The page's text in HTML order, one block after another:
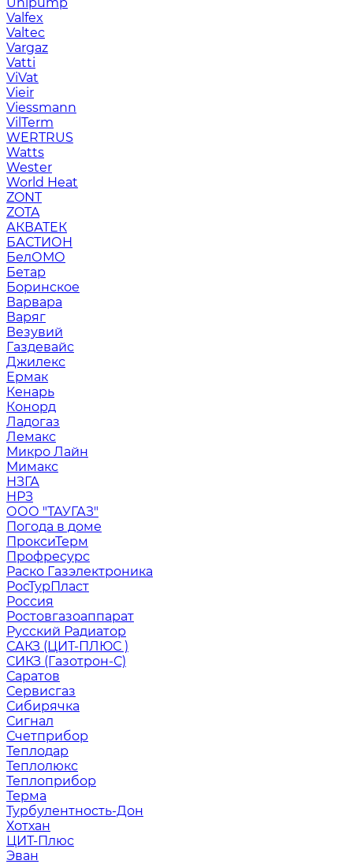
Valfex
Valtec
Vargaz
Vatti
ViVat
Vieir
Viessmann
VilTerm
WERTRUS
Watts
Wester
World Heat
ZONT
ZOTA
АКВАТЕК
БАСТИОН
БелОМО
Бетар
Боринское
Варвара
Варяг
Везувий
Газдевайс
Джилекс
Ермак
Кенарь
Конорд
Ладогаз
Лемакс
Микро Лайн
Мимакс
НЗГА
НРЗ
ООО "ТАУГАЗ"
Погода в доме
ПроксиТерм
Профресурс
Раско Газэлектроника
РосТурПласт
Россия
Ростовгазоаппарат
Русский Радиатор
САКЗ (ЦИТ-ПЛЮС )
СИКЗ (Газотрон-С)
Саратов
Сервисгаз
Сибирячка
Сигнал
Счетприбор
Теплодар
Теплолюкс
Теплоприбор
Терма
Турбулентность-Дон
Хотхан
ЦИТ-Плюс
Эван